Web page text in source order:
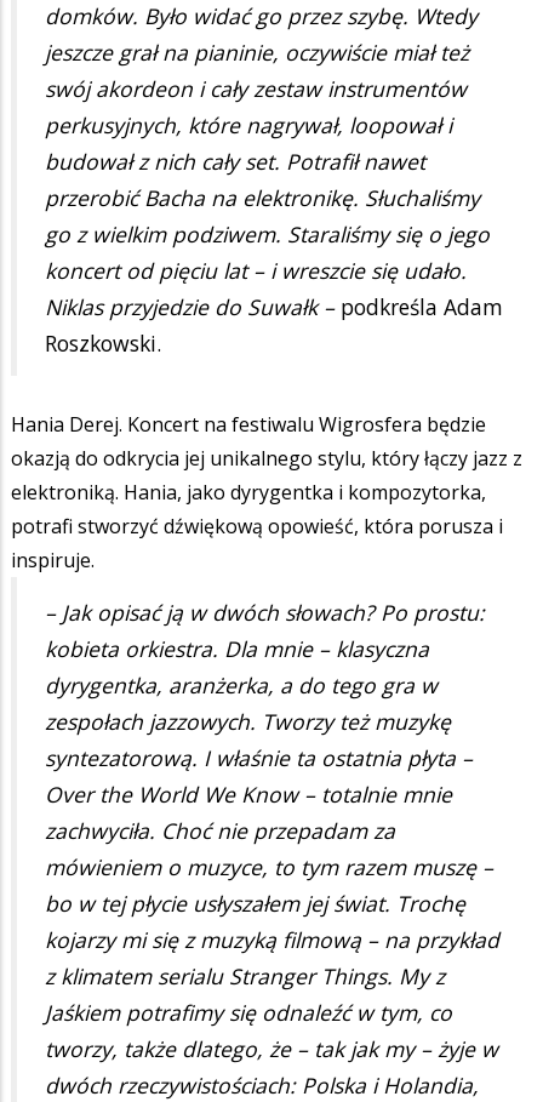
domków. Było widać go przez szybę. Wtedy
jeszcze grał na pianinie, oczywiście miał też
swój akordeon i cały zestaw instrumentów
perkusyjnych, które nagrywał, loopował i
budował z nich cały set. Potrafił nawet
przerobić Bacha na elektronikę. Słuchaliśmy
go z wielkim podziwem. Staraliśmy się o jego
koncert od pięciu lat – i wreszcie się udało.
Niklas przyjedzie do Suwałk – podkreśla Adam
Roszkowski.
Hania Derej. Koncert na festiwalu Wigrosfera będzie
okazją do odkrycia jej unikalnego stylu, który łączy jazz z
elektroniką. Hania, jako dyrygentka i kompozytorka,
potrafi stworzyć dźwiękową opowieść, która porusza i
inspiruje.
– Jak opisać ją w dwóch słowach? Po prostu:
kobieta orkiestra. Dla mnie – klasyczna
dyrygentka, aranżerka, a do tego gra w
zespołach jazzowych. Tworzy też muzykę
syntezatorową. I właśnie ta ostatnia płyta –
Over the World We Know – totalnie mnie
zachwyciła. Choć nie przepadam za
mówieniem o muzyce, to tym razem muszę –
bo w tej płycie usłyszałem jej świat. Trochę
kojarzy mi się z muzyką filmową – na przykład
z klimatem serialu Stranger Things. My z
Jaśkiem potrafimy się odnaleźć w tym, co
tworzy, także dlatego, że – tak jak my – żyje w
dwóch rzeczywistościach: Polska i Holandia,